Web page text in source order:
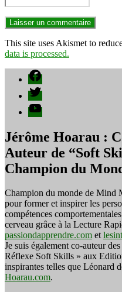
This site uses Akismet to
data is processed.
Facebook
Twitter
YouTube
Jérôme Hoarau :
Auteur de “Soft
Champion du
Champion du monde de Mind
pour former et inspirer les
compétences
cerveau grâce à la Lecture
passiondapprendre.com et
Je suis également co-auteur
Réflexe Soft Skills » aux
inspirantes telles que Léonard
Hoarau.com.